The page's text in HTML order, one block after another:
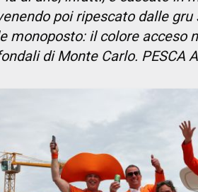
poi ripescato dalle
monoposto: il colore acceso
di Monte Carlo. PESCA